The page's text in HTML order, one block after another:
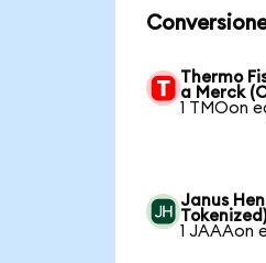
Thermo
a Merck
1 TMOon
Janus
1 JAAAon